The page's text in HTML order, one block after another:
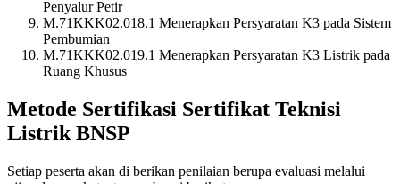
Penyalur Petir
M.71KKK02.018.1 Menerapkan Persyaratan K3 pada Sistem
Pembumian
M.71KKK02.019.1 Menerapkan Persyaratan K3 Listrik pada
Ruang Khusus
Metode Sertifikasi Sertifikat Teknisi
Listrik BNSP
Setiap peserta akan di berikan penilaian berupa evaluasi melalui